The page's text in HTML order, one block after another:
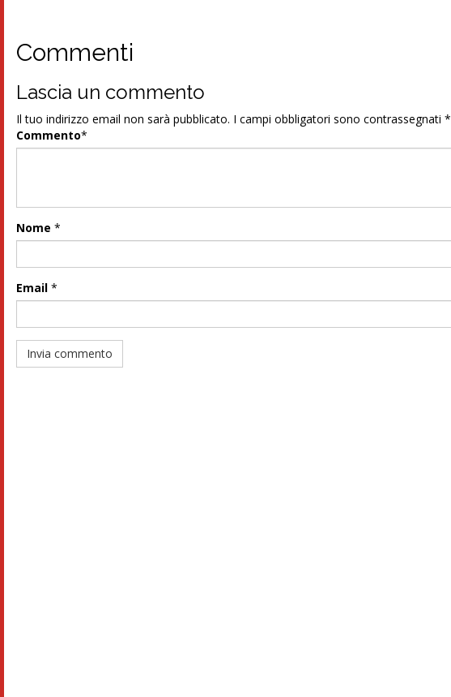
Commenti
Lascia un commento
Il tuo indirizzo email non sarà pubblicato. I campi obbligatori sono contrassegnati*
Commento*
Nome *
Email *